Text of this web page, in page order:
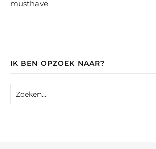
musthave
IK BEN OPZOEK NAAR?